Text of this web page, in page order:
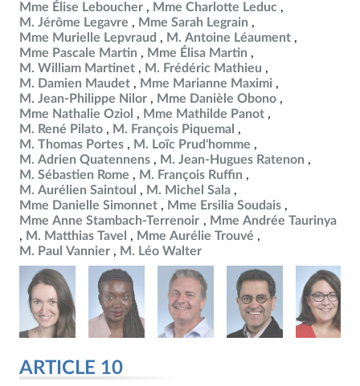
Mme Élise Leboucher
Mme Charlotte Leduc
M. Jérôme Legavre
Mme Sarah Legrain
Mme Murielle Lepvraud
M. Antoine Léaument
Mme Pascale Martin
Mme Élisa Martin
M. William Martinet
M. Frédéric Mathieu
M. Damien Maudet
Mme Marianne Maximi
M. Jean-Philippe Nilor
Mme Danièle Obono
Mme Nathalie Oziol
Mme Mathilde Panot
M. René Pilato
M. François Piquemal
M. Thomas Portes
M. Loïc Prud'homme
M. Adrien Quatennens
M. Jean-Hugues Ratenon
M. Sébastien Rome
M. François Ruffin
M. Aurélien Saintoul
M. Michel Sala
Mme Danielle Simonnet
Mme Ersilia Soudais
Mme Anne Stambach-Terrenoir
Mme Andrée Taurinya
M. Matthias Tavel
Mme Aurélie Trouvé
M. Paul Vannier
M. Léo Walter
ARTICLE 10